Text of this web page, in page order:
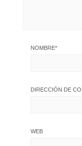
NOMBRE*
DIRECCIÓN DE
WEB